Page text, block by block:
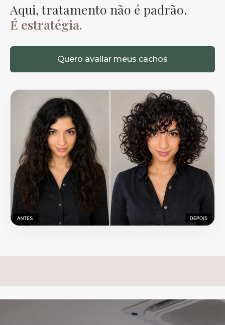
Aqui, tratamento não é padrão.
É estratégia.
Quero avaliar meus cachos